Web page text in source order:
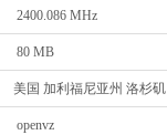
2400.086 MHz
80 MB
美国 加利福尼亚州 洛杉矶
openvz